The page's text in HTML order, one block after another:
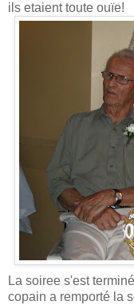
ils etaient toute ouïe!
La soiree s'est
copain a remporté la